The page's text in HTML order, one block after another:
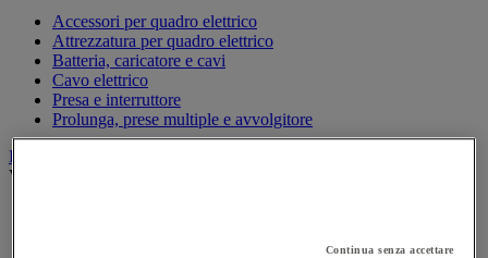
Accessori per quadro elettrico
Attrezzatura per quadro elettrico
Batteria, caricatore e cavi
Cavo elettrico
Presa e interruttore
Prolunga, prese multiple e avvolgitore
Illuminazione
Vedi tutte le categorie
Continua senza accettare